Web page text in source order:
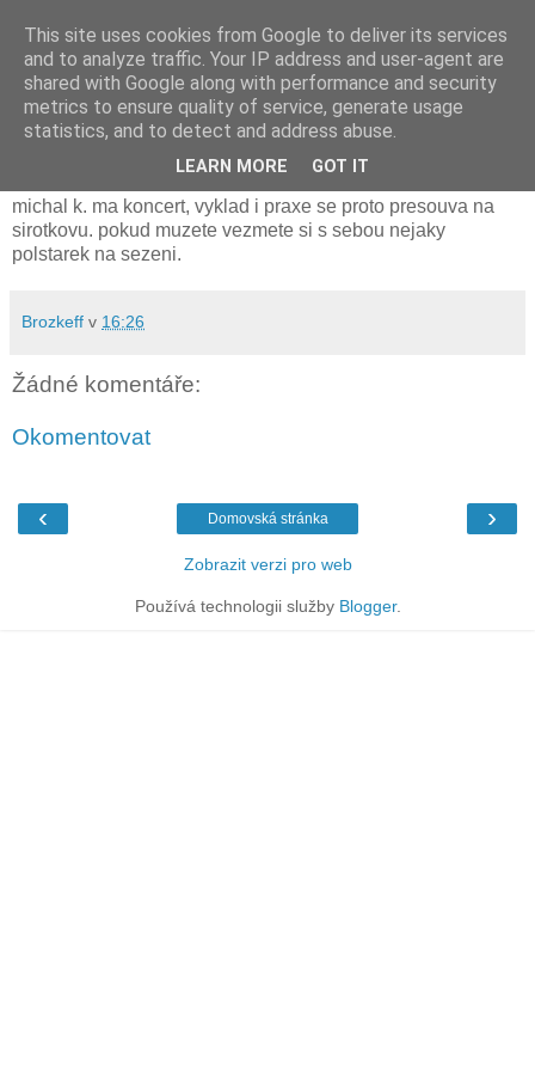
pondělí 15. května 2017
zitrejsi vyklad a praxe bude na sirotkove
michal k. ma koncert, vyklad i praxe se proto presouva na
sirotkovu. pokud muzete vezmete si s sebou nejaky
polstarek na sezeni.
Brozkeff v 16:26
Žádné komentáře:
Okomentovat
‹ ›
Domovská stránka
Zobrazit verzi pro web
Používá technologii služby Blogger.
This site uses cookies from Google to deliver its services
and to analyze traffic. Your IP address and user-agent are
shared with Google along with performance and security
metrics to ensure quality of service, generate usage
statistics, and to detect and address abuse.
LEARN MORE GOT IT